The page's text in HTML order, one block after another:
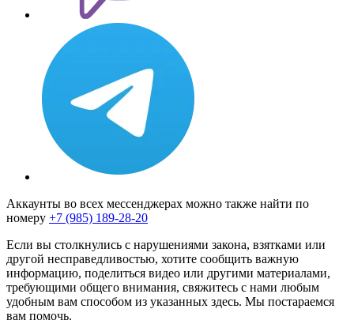
Аккаунты во всех мессенджерах можно также найти по
номеру +7 (985) 189-28-20
Если вы столкнулись с нарушениями закона, взятками или
другой несправедливостью, хотите сообщить важную
информацию, поделиться видео или другими материалами,
требующими общего внимания, свяжитесь с нами любым
удобным вам способом из указанных здесь. Мы постараемся
вам помочь.